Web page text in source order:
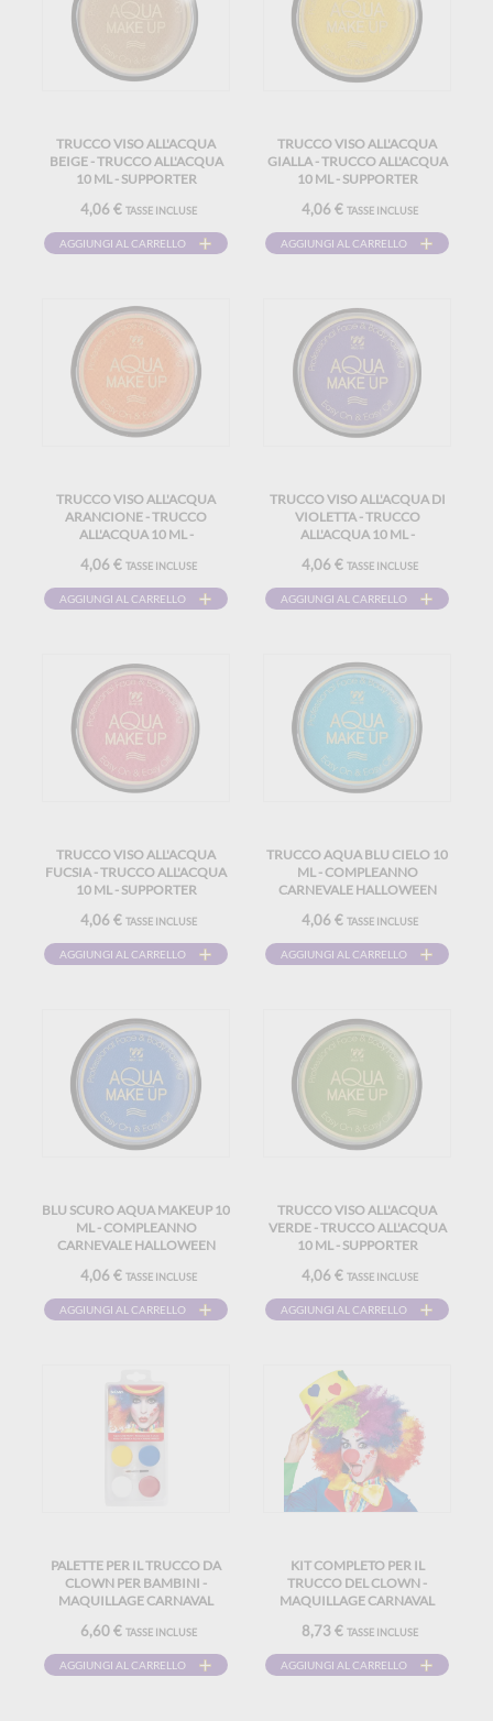
TRUCCO VISO ALL'ACQUA
BEIGE - TRUCCO ALL'ACQUA
10 ML - SUPPORTER
HALLOWEEN
4,06 € TASSE INCLUSE
AGGIUNGI AL CARRELLO
TRUCCO VISO ALL'ACQUA
GIALLA - TRUCCO ALL'ACQUA
10 ML - SUPPORTER
HALLOWEEN
4,06 € TASSE INCLUSE
AGGIUNGI AL CARRELLO
TRUCCO VISO ALL'ACQUA
ARANCIONE - TRUCCO
ALL'ACQUA 10 ML -
SOSTENITORE DI HALLOWEEN
4,06 € TASSE INCLUSE
AGGIUNGI AL CARRELLO
TRUCCO VISO ALL'ACQUA DI
VIOLETTA - TRUCCO
ALL'ACQUA 10 ML -
CARNEVALE HALLOWEEN
4,06 € TASSE INCLUSE
AGGIUNGI AL CARRELLO
TRUCCO VISO ALL'ACQUA
FUCSIA - TRUCCO ALL'ACQUA
10 ML - SUPPORTER
HALLOWEEN
4,06 € TASSE INCLUSE
AGGIUNGI AL CARRELLO
TRUCCO AQUA BLU CIELO 10
ML - COMPLEANNO
CARNEVALE HALLOWEEN
4,06 € TASSE INCLUSE
AGGIUNGI AL CARRELLO
BLU SCURO AQUA MAKEUP 10
ML - COMPLEANNO
CARNEVALE HALLOWEEN
4,06 € TASSE INCLUSE
AGGIUNGI AL CARRELLO
TRUCCO VISO ALL'ACQUA
VERDE - TRUCCO ALL'ACQUA
10 ML - SUPPORTER
HALLOWEEN
4,06 € TASSE INCLUSE
AGGIUNGI AL CARRELLO
PALETTE PER IL TRUCCO DA
CLOWN PER BAMBINI -
MAQUILLAGE CARNAVAL
6,60 € TASSE INCLUSE
AGGIUNGI AL CARRELLO
KIT COMPLETO PER IL
TRUCCO DEL CLOWN -
MAQUILLAGE CARNAVAL
8,73 € TASSE INCLUSE
AGGIUNGI AL CARRELLO